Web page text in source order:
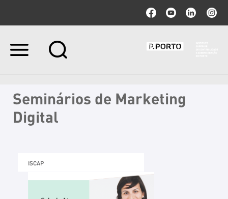
Ir
Ir
para
navegação
Seminários de Marketing
Digital
ISCAP